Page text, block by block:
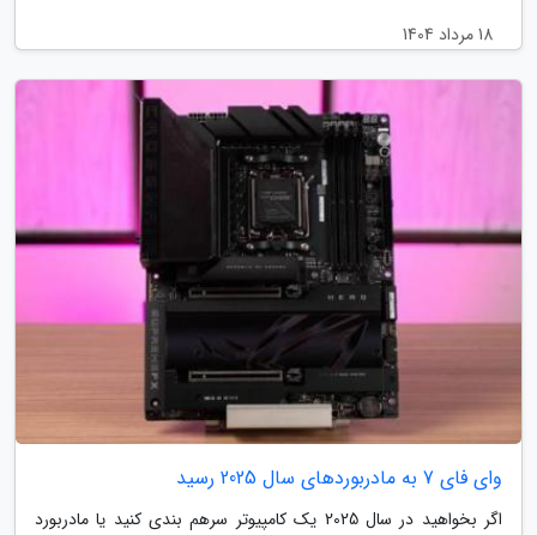
18 مرداد 1404
وای فای 7 به مادربوردهای سال 2025 رسید
اگر بخواهید در سال 2025 یک کامپیوتر سرهم بندی کنید یا مادربورد